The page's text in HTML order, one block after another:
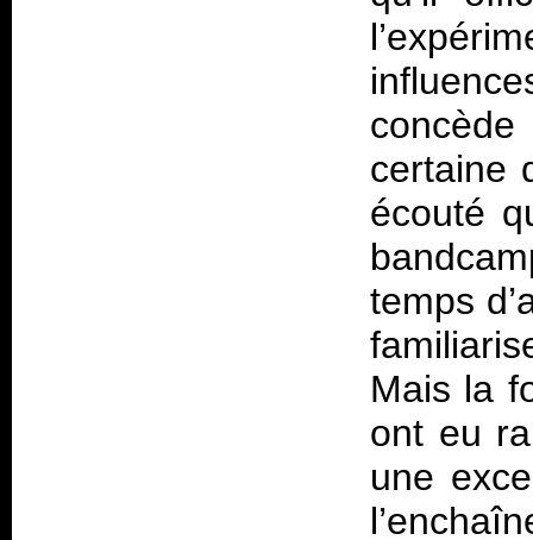
certaine
écouté
temps
Mais la
ont eu
une